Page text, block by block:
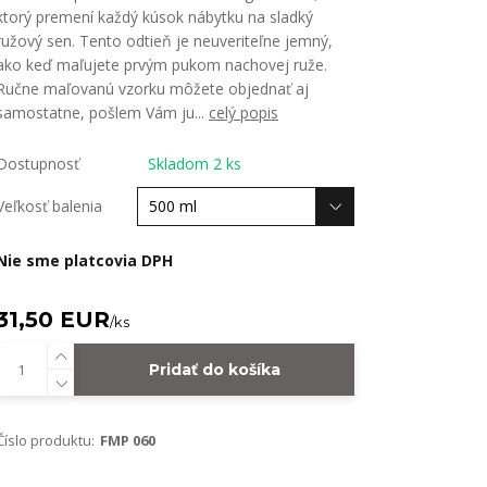
premení každý kúsok nábytku na sladký
sen. Tento odtieň je neuveriteľne jemný,
keď maľujete prvým pukom nachovej ruže.
maľovanú vzorku môžete objednať aj
pošlem Vám ju... celý popis
Skladom 2 ks
balenia
sme platcovia DPH
EUR/ks
Pridať do košíka
produktu: FMP 060